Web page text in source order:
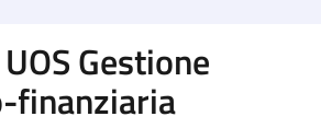
Gestione
finanziaria